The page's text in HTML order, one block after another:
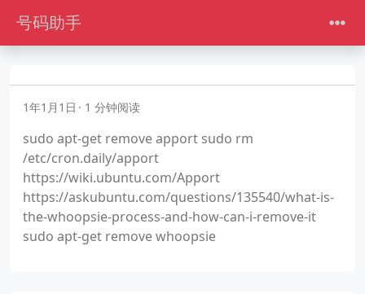
号码助手
1年1月1日 1 分钟阅读
sudo apt-get remove apport sudo rm
/etc/cron.daily/apport
https://wiki.ubuntu.com/Apport
https://askubuntu.com/questions/135540/what-is-
the-whoopsie-process-and-how-can-i-remove-it
sudo apt-get remove whoopsie